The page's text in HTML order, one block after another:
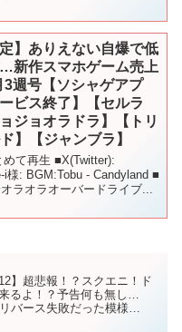
定】ありえない自爆で低
新作スマホゲーム売上
3週号【ソシャゲアプ
ビス終了】【セルラ
ジョオラドラ】【トリ
】【ジャンブラ】
て再生 ■X(Twitter):
様: BGM:Tobu - Candyland ■
ラオラオーバードライブ...
】超悲報！？スクエニ！ド
るよ！？予告何も無し…
バース失敗だった模様…